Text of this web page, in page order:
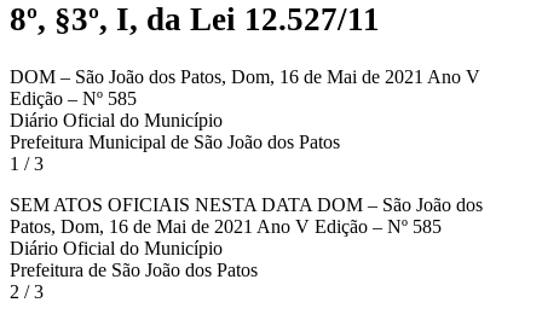
8º, §3º, I, da Lei 12.527/11
DOM – São João dos Patos, Dom, 16 de Mai de 2021 Ano V
Edição – Nº 585
Diário Oficial do Município
Prefeitura Municipal de São João dos Patos
1 / 3
SEM ATOS OFICIAIS NESTA DATA DOM – São João dos
Patos, Dom, 16 de Mai de 2021 Ano V Edição – Nº 585
Diário Oficial do Município
Prefeitura de São João dos Patos
2 / 3